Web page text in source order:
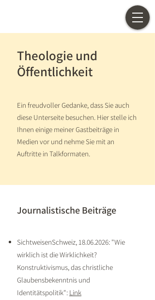
Theologie und
Öffentlichkeit
Ein freudvoller Gedanke, dass Sie auch
diese Unterseite besuchen. Hier stelle ich
Ihnen einige meiner Gastbeiträge in
Medien vor und nehme Sie mit an
Auftritte in Talkformaten.
Journalistische Beiträge
SichtweisenSchweiz,18.06.2026: "Wie
wirklich ist die Wirklichkeit?
Konstruktivismus, das christliche
Glaubensbekenntnis und
Identitätspolitik": Link